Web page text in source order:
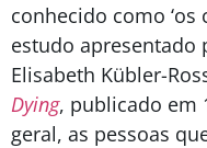
conhecido como ‘os
estudo apresentado
Elisabeth Kübler-
Dying, publicado em
geral, as pessoas